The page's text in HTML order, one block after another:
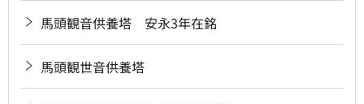
馬頭観音供養塔 安永3年在銘
馬頭観世音供養塔